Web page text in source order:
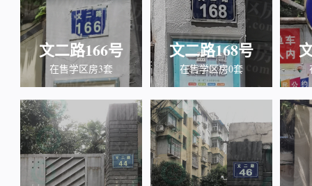
文二路166号
在售学区房3套
文二路168号
在售学区房0套